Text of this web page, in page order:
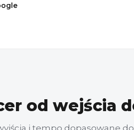
od wejścia
i tempo dopasowane do